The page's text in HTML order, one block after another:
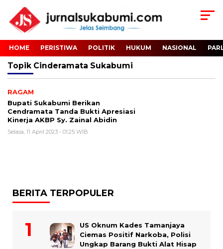
HOME PERISTIWA POLITIK HUKUM NASIONAL
Topik Cinderamata Sukabumi
RAGAM
Bupati Sukabumi Berikan
Cendramata Tanda Bukti Apresiasi
Kinerja AKBP Sy. Zainal Abidin
Selasa, 11 April 2023 - 01:25 WIB
BERITA TERPOPULER
US Oknum Kades Tamanjaya
Ciemas Positif Narkoba, Polisi
Ungkap Barang Bukti Alat Hisap